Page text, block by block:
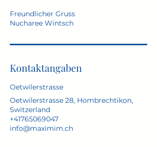
Freundlicher Gruss
Nucharee Wintsch
Kontaktangaben
Oetwilerstrasse
Oetwilerstrasse 28, Hombrechtikon,
Switzerland
+41765069047
info@maximim.ch